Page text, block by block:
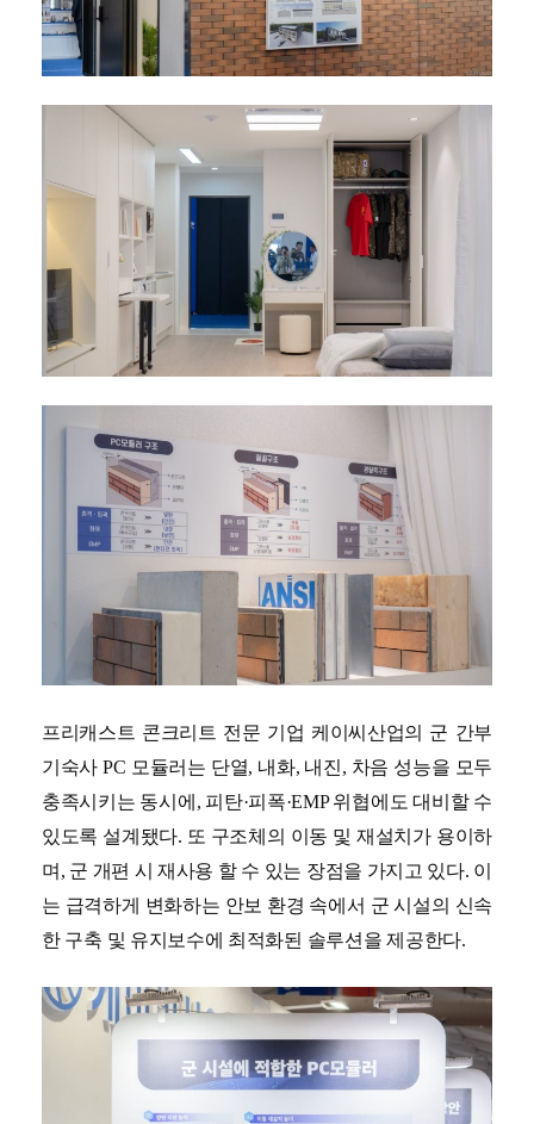
프리캐스트 콘크리트 전문 기업 케이씨산업의 군 간부
기숙사 PC 모듈러는 단열, 내화, 내진, 차음 성능을 모두
충족시키는 동시에, 피탄·피폭·EMP 위협에도 대비할 수
있도록 설계됐다. 또 구조체의 이동 및 재설치가 용이하
며, 군 개편 시 재사용 할 수 있는 장점을 가지고 있다. 이
는 급격하게 변화하는 안보 환경 속에서 군 시설의 신속
한 구축 및 유지보수에 최적화된 솔루션을 제공한다.